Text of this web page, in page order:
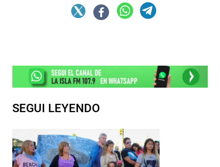
SEGUI LEYENDO